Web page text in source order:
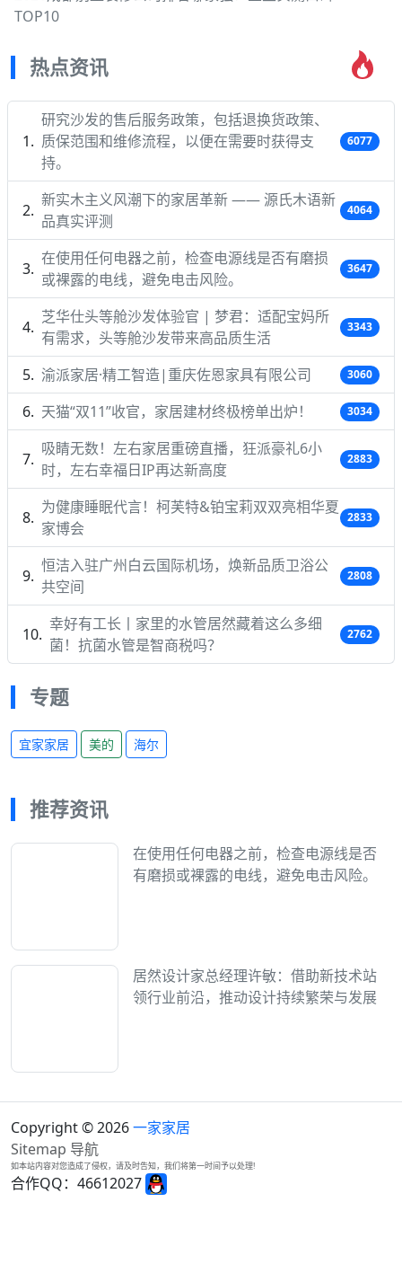
TOP10
热点资讯
研究沙发的售后服务政策，包括退换货政策、
质保范围和维修流程，以便在需要时获得支
持。
6077
新实木主义风潮下的家居革新 —— 源氏木语新
品真实评测
4064
在使用任何电器之前，检查电源线是否有磨损
或裸露的电线，避免电击风险。
3647
芝华仕头等舱沙发体验官 | 梦君：适配宝妈所
有需求，头等舱沙发带来高品质生活
3343
渝派家居·精工智造|重庆佐恩家具有限公司 3060
天猫“双11”收官，家居建材终极榜单出炉！ 3034
吸睛无数！左右家居重磅直播，狂派豪礼6小
时，左右幸福日IP再达新高度
2883
为健康睡眠代言！柯芙特&铂宝莉双双亮相华夏
家博会
2833
恒洁入驻广州白云国际机场，焕新品质卫浴公
共空间
2808
幸好有工长丨家里的水管居然藏着这么多细
菌！抗菌水管是智商税吗？
2762
专题
宜家家居 美的 海尔
推荐资讯
在使用任何电器之前，检查电源线是否
有磨损或裸露的电线，避免电击风险。
居然设计家总经理许敏：借助新技术站
领行业前沿，推动设计持续繁荣与发展
Copyright © 2026一家家居
Sitemap 导航
如本站内容对您造成了侵权，请及时告知，我们将第一时间予以处理!
合作QQ：46612027